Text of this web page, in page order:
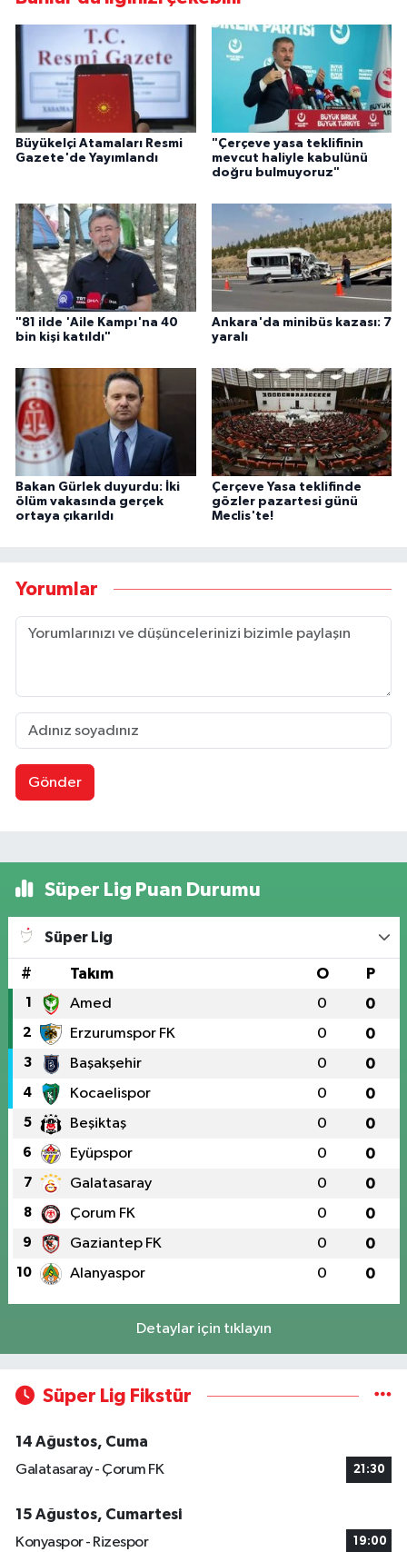
Büyükelçi Atamaları Resmi
Gazete'de Yayımlandı
"Çerçeve yasa teklifinin
mevcut haliyle kabulünü
doğru bulmuyoruz"
"81 ilde 'Aile Kampı'na 40
bin kişi katıldı"
Ankara'da minibüs kazası: 7
yaralı
Bakan Gürlek duyurdu: İki
ölüm vakasında gerçek
ortaya çıkarıldı
Çerçeve Yasa teklifinde
gözler pazartesi günü
Meclis'te!
Yorumlar
Gönder
Süper Lig Puan Durumu
Süper Lig
# Takım O P
1 Amed 0 0
2 Erzurumspor FK 0 0
3 Başakşehir 0 0
4 Kocaelispor 0 0
5 Beşiktaş 0 0
6 Eyüpspor 0 0
7 Galatasaray 0 0
8 Çorum FK 0 0
9 Gaziantep FK 0 0
10 Alanyaspor 0 0
Detaylar için tıklayın
Süper Lig Fikstür
14 Ağustos, Cuma
Galatasaray - Çorum FK
21:30
15 Ağustos, Cumartesi
Konyaspor - Rizespor
19:00